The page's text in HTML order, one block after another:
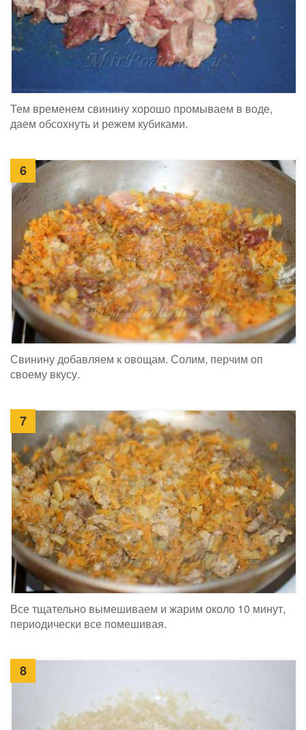
Тем временем свинину хорошо промываем в воде,
даем обсохнуть и режем кубиками.
6
Свинину добавляем к овощам. Солим, перчим оп
своему вкусу.
7
Все тщательно вымешиваем и жарим около 10 минут,
периодически все помешивая.
8